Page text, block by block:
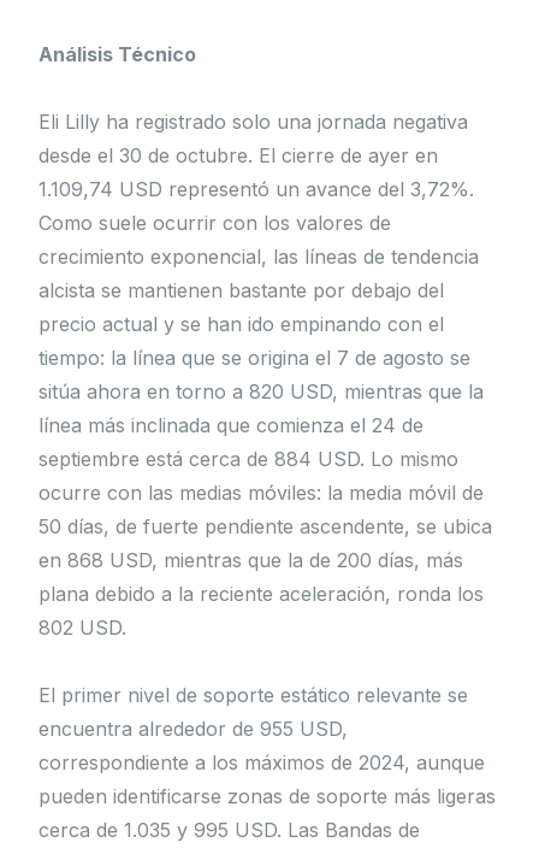
Análisis Técnico
Eli Lilly ha registrado solo una jornada negativa
desde el 30 de octubre. El cierre de ayer en
1.109,74 USD representó un avance del 3,72%.
Como suele ocurrir con los valores de
crecimiento exponencial, las líneas de tendencia
alcista se mantienen bastante por debajo del
precio actual y se han ido empinando con el
tiempo: la línea que se origina el 7 de agosto se
sitúa ahora en torno a 820 USD, mientras que la
línea más inclinada que comienza el 24 de
septiembre está cerca de 884 USD. Lo mismo
ocurre con las medias móviles: la media móvil de
50 días, de fuerte pendiente ascendente, se ubica
en 868 USD, mientras que la de 200 días, más
plana debido a la reciente aceleración, ronda los
802 USD.
El primer nivel de soporte estático relevante se
encuentra alrededor de 955 USD,
correspondiente a los máximos de 2024, aunque
pueden identificarse zonas de soporte más ligeras
cerca de 1.035 y 995 USD. Las Bandas de